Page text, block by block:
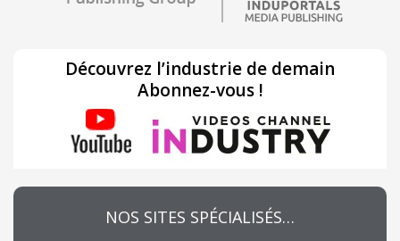
Découvrez l’industrie de demain
Abonnez-vous !
NOS SITES SPÉCIALISÉS…